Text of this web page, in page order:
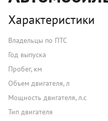
Характеристики
Владельцы по ПТС
Год выпуска
Пробег, км
Объем двигателя, л
Мощность двигателя, л.с
Тип двигателя